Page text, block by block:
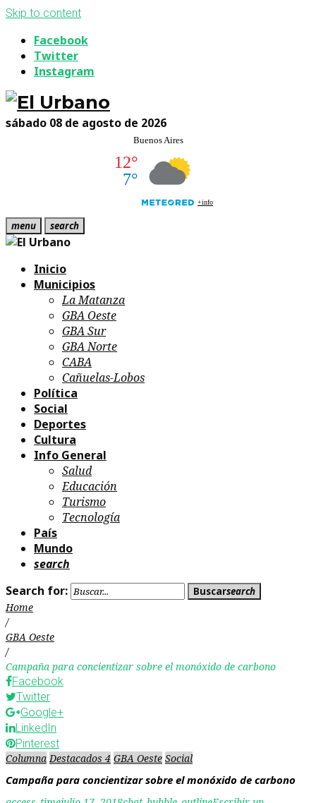
Skip to content
Facebook
Twitter
Instagram
sábado 08 de agosto de 2026
menu search
Inicio
Municipios
La Matanza
GBA Oeste
GBA Sur
GBA Norte
CABA
Cañuelas-Lobos
Política
Social
Deportes
Cultura
Info General
Salud
Educación
Turismo
Tecnología
País
Mundo
search
Search for:
Buscarsearch
Home
/
GBA Oeste
/
Campaña para concientizar sobre el monóxido de carbono
Facebook
Twitter
Google+
LinkedIn
Pinterest
Columna Destacados 4 GBA Oeste Social
Campaña para concientizar sobre el monóxido de carbono